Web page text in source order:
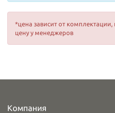
*цена зависит от
цену у менеджеров
Компания